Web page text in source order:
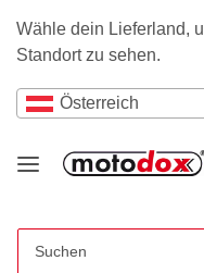
Wähle dein Lieferland,
Standort zu sehen.
Österreich